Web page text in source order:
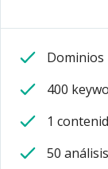
Dominios
400
1
50